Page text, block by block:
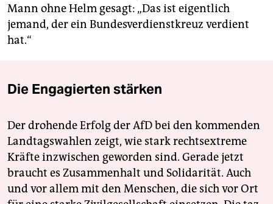
Mann ohne Helm gesagt: „Das ist eigentlich
jemand, der ein Bundesverdienstkreuz verdient
hat.“
Die Engagierten stärken
Der drohende Erfolg der AfD bei den kommenden
Landtagswahlen zeigt, wie stark rechtsextreme
Kräfte inzwischen geworden sind. Gerade jetzt
braucht es Zusammenhalt und Solidarität. Auch
und vor allem mit den Menschen, die sich vor Ort